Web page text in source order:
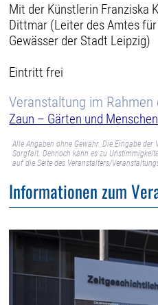
Mit der Künstlerin Franziska
Dittmar (Leiter des Amtes
Gewässer der Stadt Leipzig)
Eintritt frei
Veranstaltung im Rahmen
Zaun – Gärten und Menschen
Alle Angaben ohne Gewähr. Die Eingabe
Sorgfalt. Dennoch kann es zu
auf die Seite des Veranstalters/
Informationen zum